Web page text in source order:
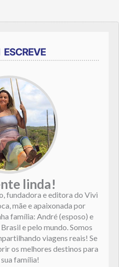
linda!
fundadora e editora do Vivi
mãe e apaixonada por
família: André (esposo) e
e pelo mundo. Somos
viagens reais! Se
os melhores destinos para
família!